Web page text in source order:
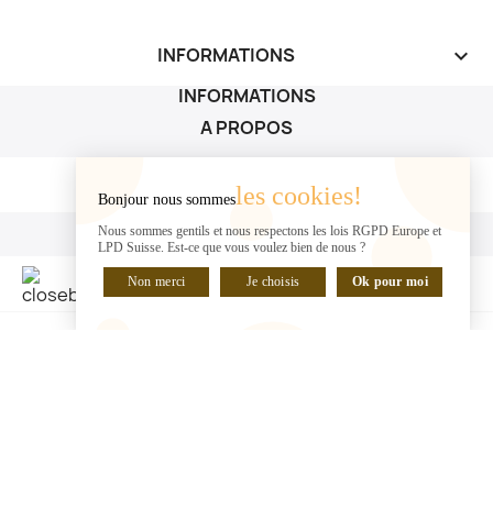
INFORMATIONS keyboard_arrow_down
INFORMATIONS
A PROPOS
A PROPOS
VOTRE COMPTE
VOTRE COMPTE
Bonjour nous sommesles cookies!
Nous sommes gentils et nous respectons les lois RGPD Europe et
LPD Suisse. Est-ce que vous voulez bien de nous ?
Non merci Je choisis Ok pour moi
DISCUTER EN LIGNE